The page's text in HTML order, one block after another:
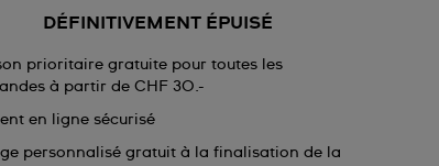
DÉFINITIVEMENT ÉPUISÉ
prioritaire gratuite pour toutes les
à partir de CHF 30.-
en ligne sécurisé
personnalisé gratuit à la finalisation de la